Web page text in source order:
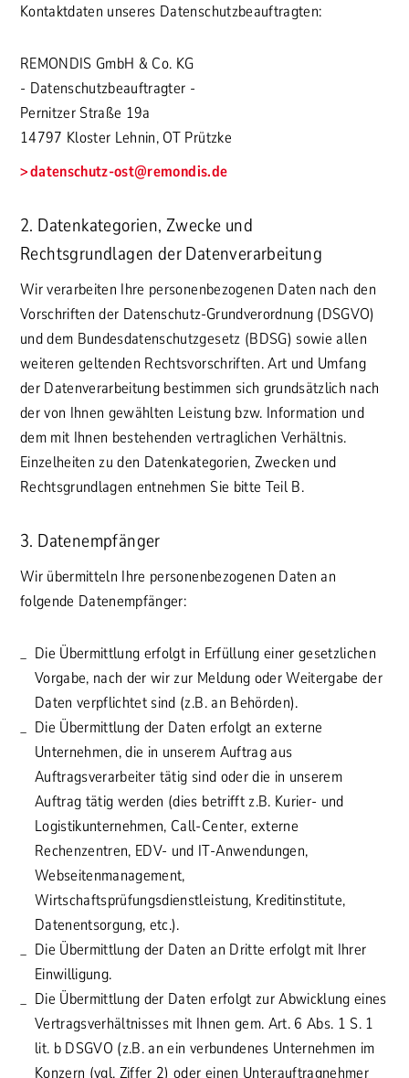
Kontaktdaten unseres Datenschutzbeauftragten:
REMONDIS GmbH & Co. KG
- Datenschutzbeauftragter -
Pernitzer Straße 19a
14797 Kloster Lehnin, OT Prützke
datenschutz-ost@remondis.de
2. Datenkategorien, Zwecke und
Rechtsgrundlagen der Datenverarbeitung
Wir verarbeiten Ihre personenbezogenen Daten nach den
Vorschriften der Datenschutz-Grundverordnung (DSGVO)
und dem Bundesdatenschutzgesetz (BDSG) sowie allen
weiteren geltenden Rechtsvorschriften. Art und Umfang
der Datenverarbeitung bestimmen sich grundsätzlich nach
der von Ihnen gewählten Leistung bzw. Information und
dem mit Ihnen bestehenden vertraglichen Verhältnis.
Einzelheiten zu den Datenkategorien, Zwecken und
Rechtsgrundlagen entnehmen Sie bitte Teil B.
3. Datenempfänger
Wir übermitteln Ihre personenbezogenen Daten an
folgende Datenempfänger:
Die Übermittlung erfolgt in Erfüllung einer gesetzlichen
Vorgabe, nach der wir zur Meldung oder Weitergabe der
Daten verpflichtet sind (z.B. an Behörden).
Die Übermittlung der Daten erfolgt an externe
Unternehmen, die in unserem Auftrag aus
Auftragsverarbeiter tätig sind oder die in unserem
Auftrag tätig werden (dies betrifft z.B. Kurier- und
Logistikunternehmen, Call-Center, externe
Rechenzentren, EDV- und IT-Anwendungen,
Webseitenmanagement,
Wirtschaftsprüfungsdienstleistung, Kreditinstitute,
Datenentsorgung, etc.).
Die Übermittlung der Daten an Dritte erfolgt mit Ihrer
Einwilligung.
Die Übermittlung der Daten erfolgt zur Abwicklung eines
Vertragsverhältnisses mit Ihnen gem. Art. 6 Abs. 1 S. 1
lit. b DSGVO (z.B. an ein verbundenes Unternehmen im
Konzern (vgl. Ziffer 2) oder einen Unterauftragnehmer